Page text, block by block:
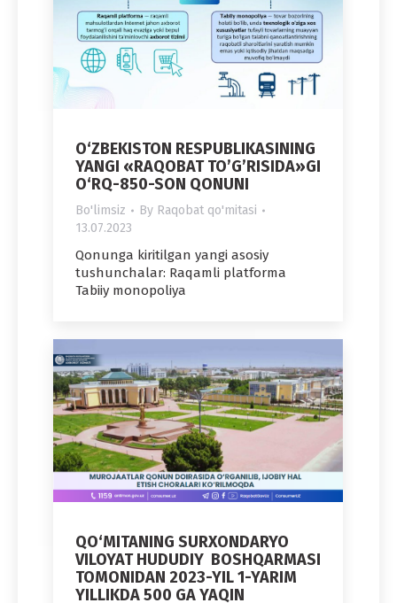
O‘ZBEKISTON RESPUBLIKASINING
YANGI «RAQOBAT TO’G’RISIDA»GI
O‘RQ-850-SON QONUNI
Bo'limsiz By Raqobat qo'mitasi
13.07.2023
Qonunga kiritilgan yangi asosiy
tushunchalar: Raqamli platforma
Tabiiy monopoliya
QO‘MITANING SURXONDARYO
VILOYAT HUDUDIY BOSHQARMASI
TOMONIDAN 2023-YIL 1-YARIM
YILLIKDA 500 GA YAQIN